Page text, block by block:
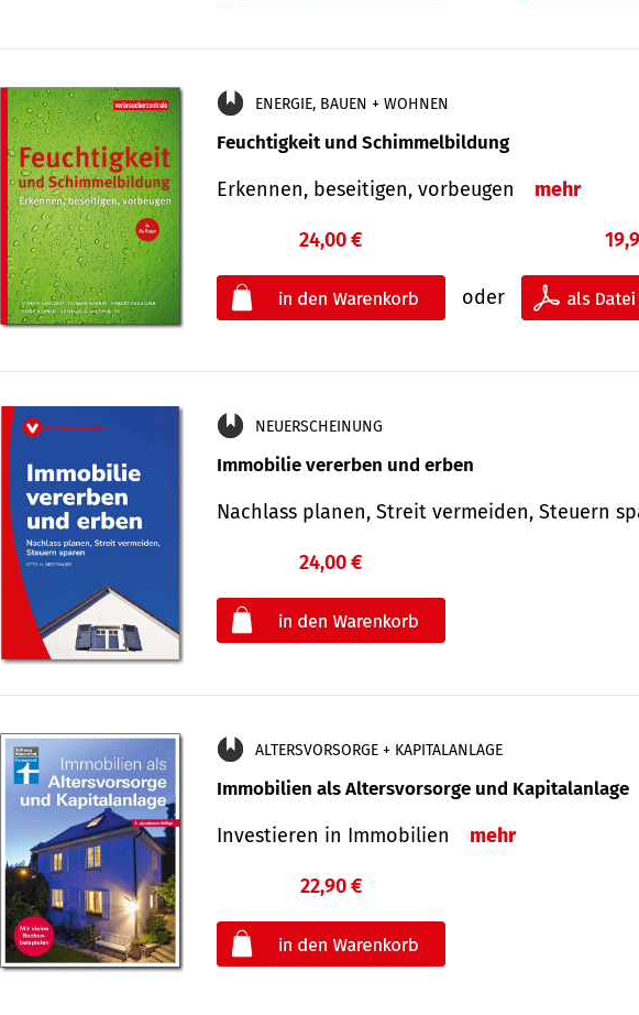
ENERGIE, BAUEN + WOHNEN
Feuchtigkeit und Schimmelbildung
Erkennen, beseitigen, vorbeugen mehr
24,00 €
oder
NEUERSCHEINUNG
Immobilie vererben und erben
Nachlass planen, Streit vermeiden, Steuern
24,00 €
ALTERSVORSORGE + KAPITALANLAGE
Immobilien als Altersvorsorge und Kapitalanlage
Investieren in Immobilien mehr
22,90 €